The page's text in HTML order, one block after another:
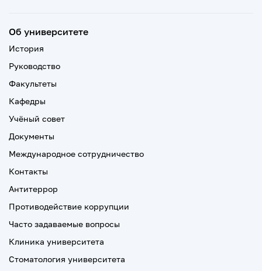
Об университете
История
Руководство
Факультеты
Кафедры
Учёный совет
Документы
Международное сотрудничество
Контакты
Антитеррор
Противодействие коррупции
Часто задаваемые вопросы
Клиника университета
Стоматология университета